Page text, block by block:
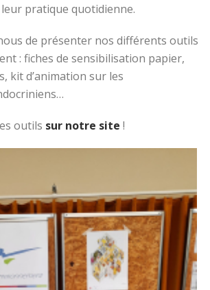
pratique quotidienne.
de présenter nos différents outils
: fiches de sensibilisation papier,
kit d’animation sur les
outils sur notre site !